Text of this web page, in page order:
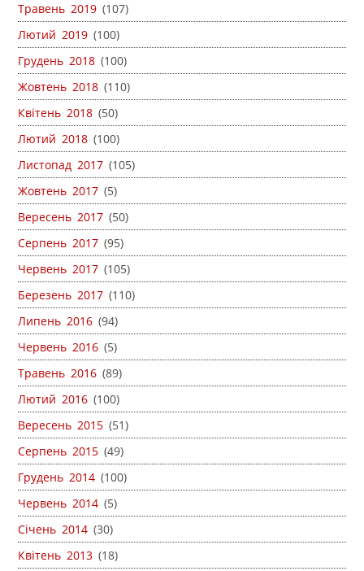
Травень 2019 (107)
Лютий 2019 (100)
Грудень 2018 (100)
Жовтень 2018 (110)
Квітень 2018 (50)
Лютий 2018 (100)
Листопад 2017 (105)
Жовтень 2017 (5)
Вересень 2017 (50)
Серпень 2017 (95)
Червень 2017 (105)
Березень 2017 (110)
Липень 2016 (94)
Червень 2016 (5)
Травень 2016 (89)
Лютий 2016 (100)
Вересень 2015 (51)
Серпень 2015 (49)
Грудень 2014 (100)
Червень 2014 (5)
Січень 2014 (30)
Квітень 2013 (18)